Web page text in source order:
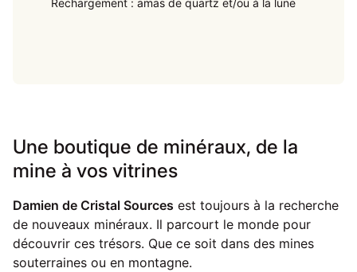
Une boutique de minéraux, de la
mine à vos vitrines
Damien de Cristal Sources est toujours à la recherche
de nouveaux minéraux. Il parcourt le monde pour
découvrir ces trésors. Que ce soit dans des mines
souterraines ou en montagne.